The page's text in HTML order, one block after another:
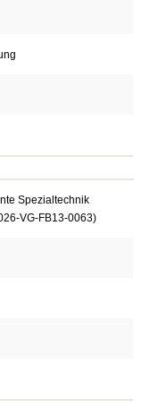
Spezialtechnik
VG-FB13-0063)